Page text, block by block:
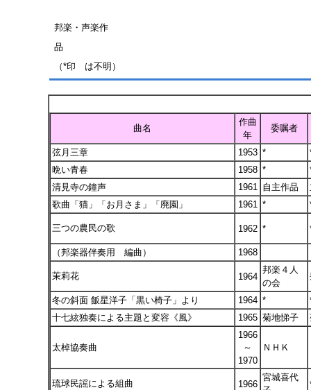
邦楽・声楽作
（*印 は不明）
曲名
作曲
年
委嘱者
弦月三章 1953 *
晩い青春
1958 *
清見寺の鐘声
1961 自主作品
歌曲「猫」「お月さま」「廃園」
1961 *
三つの農民の歌 1962 *
（邦楽器伴奏用 編曲） 1968
茉莉花 1964
邦楽４人
の会
冬の斜面 飯星洋子「黒い椅子」より 1964 *
十七絃独奏による主題と変容《風》
1965 菊地悌子
太棹協奏曲
1966
～
1970
ＮＨＫ
琉球民謡による組曲 1966
宮城喜代